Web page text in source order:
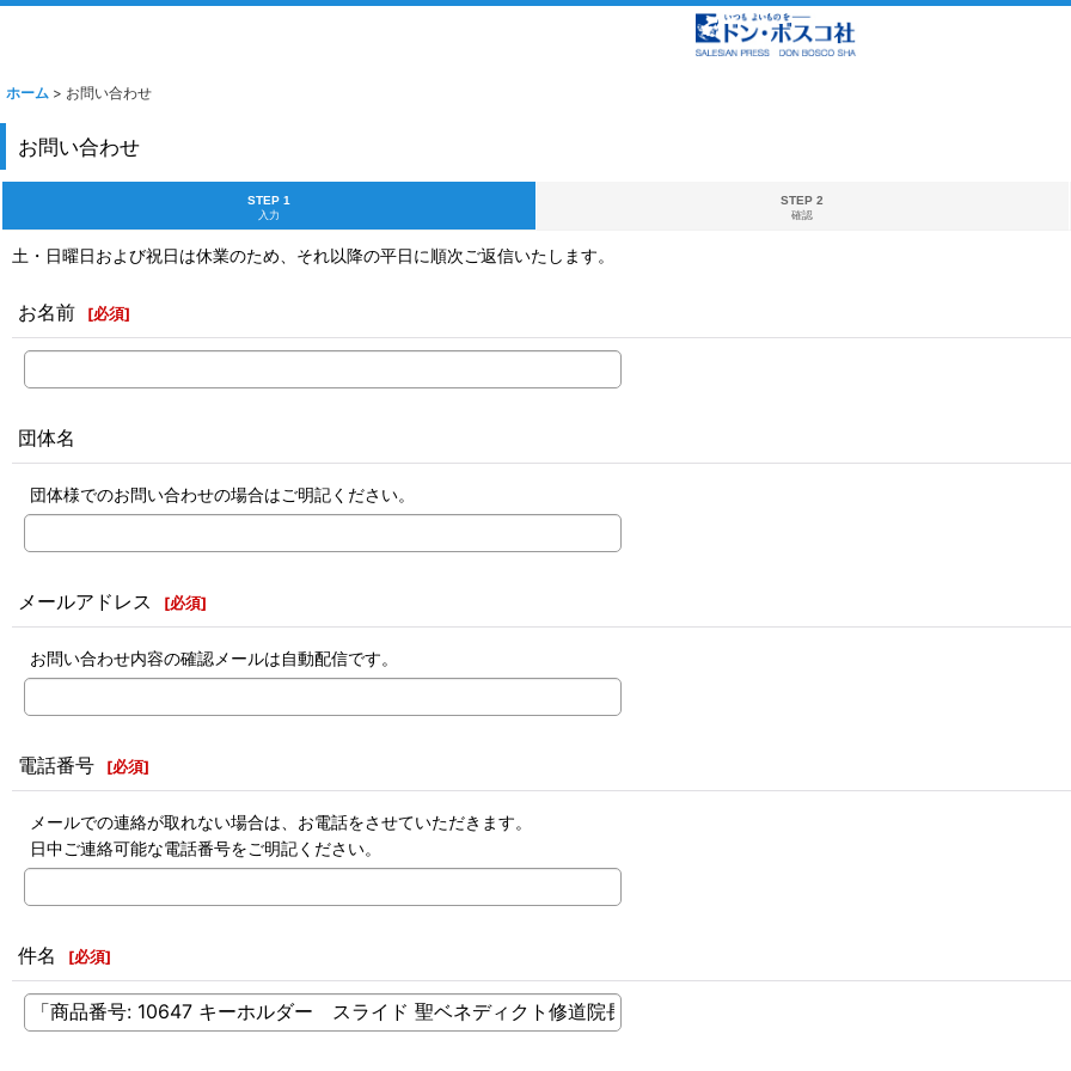
ホーム > お問い合わせ
お問い合わせ
STEP 1
入力
STEP 2
確認
土・日曜日および祝日は休業のため、それ以降の平日に順次ご返信いたします。
お名前 [必須]
団体名
団体様でのお問い合わせの場合はご明記ください。
メールアドレス [必須]
お問い合わせ内容の確認メールは自動配信です。
電話番号 [必須]
メールでの連絡が取れない場合は、お電話をさせていただきます。
日中ご連絡可能な電話番号をご明記ください。
件名 [必須]